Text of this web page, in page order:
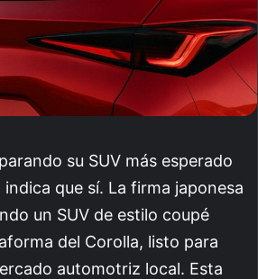
su SUV más esperado
indica que sí. La firma japonesa
un SUV de estilo coupé
del Corolla, listo para
automotriz local. Esta